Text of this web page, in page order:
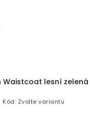
Děti
Waistcoat lesní zelená
Kód: Zvolte variantu